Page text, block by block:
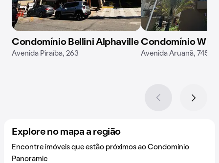
Condomínio Bellini Alphaville
Avenida Piraíba, 263
Condomínio Win
Avenida Aruanã, 745
Explore no mapa a região
Encontre imóveis que estão próximos ao Condomínio
Panoramic